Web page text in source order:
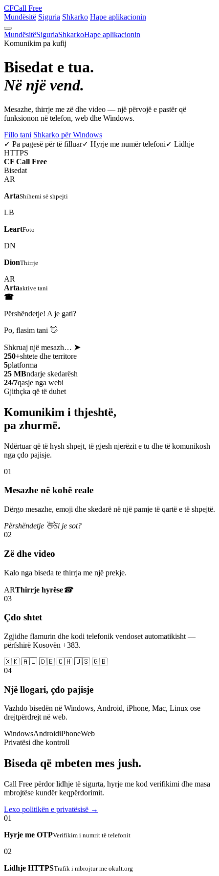
CFCall Free
Mundësitë Siguria Shkarko Hape aplikacionin
MundësitëSiguriaShkarkoHape aplikacionin
Komunikim pa kufij
Bisedat e tua.
Në një vend.
Mesazhe, thirrje me zë dhe video — një përvojë e pastër që
funksionon në telefon, web dhe Windows.
Fillo tani Shkarko për Windows
✓ Pa pagesë për të filluar✓ Hyrje me numër telefoni✓ Lidhje
HTTPS
CF Call Free
Bisedat
AR
ArtaShihemi së shpejti
LB
LeartFoto
DN
DionThirrje
AR
Artaaktive tani
☎
Përshëndetje! A je gati?
Po, flasim tani 👋
Shkruaj një mesazh… ➤
250+shtete dhe territore
5platforma
25 MBndarje skedarësh
24/7qasje nga webi
Gjithçka që të duhet
Komunikim i thjeshtë,
pa zhurmë.
Ndërtuar që të hysh shpejt, të gjesh njerëzit e tu dhe të komunikosh
nga çdo pajisje.
01
Mesazhe në kohë reale
Dërgo mesazhe, emoji dhe skedarë në një pamje të qartë e të shpejtë.
Përshëndetje 👋Si je sot?
02
Zë dhe video
Kalo nga biseda te thirrja me një prekje.
ARThirrje hyrëse☎
03
Çdo shtet
Zgjidhe flamurin dhe kodi telefonik vendoset automatikisht —
përfshirë Kosovën +383.
🇽🇰 🇦🇱 🇩🇪 🇨🇭 🇺🇸 🇬🇧
04
Një llogari, çdo pajisje
Vazhdo bisedën në Windows, Android, iPhone, Mac, Linux ose
drejtpërdrejt në web.
WindowsAndroidiPhoneWeb
Privatësi dhe kontroll
Biseda që mbeten mes jush.
Call Free përdor lidhje të sigurta, hyrje me kod verifikimi dhe masa
mbrojtëse kundër keqpërdorimit.
Lexo politikën e privatësisë →
01
Hyrje me OTPVerifikim i numrit të telefonit
02
Lidhje HTTPSTrafik i mbrojtur me okult.org